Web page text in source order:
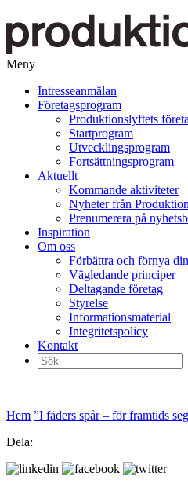
Meny
vidare
Intresseanmälan
Företagsprogram
Produktionslyftets
Startprogram
Utvecklingsprogram
Fortsättningsprogram
Aktuellt
Kommande aktiviteter
Nyheter från
Prenumerera på
Inspiration
Om oss
Förbättra och förnya
Vägledande principer
Deltagande företag
Styrelse
Informationsmaterial
Integritetspolicy
Kontakt
Sök
efter:
Hem ”I fäders spår – för framtids
Dela: